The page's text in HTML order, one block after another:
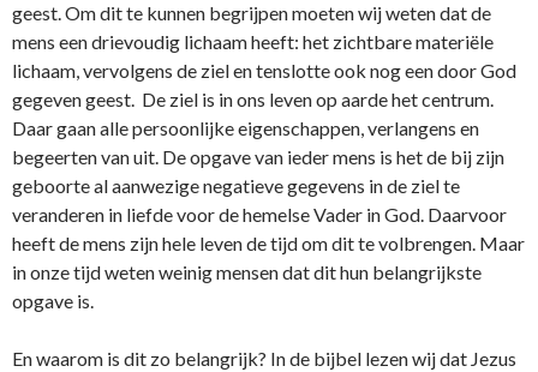
geest. Om dit te kunnen begrijpen moeten wij weten dat de
mens een drievoudig lichaam heeft: het zichtbare materiële
lichaam, vervolgens de ziel en tenslotte ook nog een door God
gegeven geest. De ziel is in ons leven op aarde het centrum.
Daar gaan alle persoonlijke eigenschappen, verlangens en
begeerten van uit. De opgave van ieder mens is het de bij zijn
geboorte al aanwezige negatieve gegevens in de ziel te
veranderen in liefde voor de hemelse Vader in God. Daarvoor
heeft de mens zijn hele leven de tijd om dit te volbrengen. Maar
in onze tijd weten weinig mensen dat dit hun belangrijkste
opgave is.
En waarom is dit zo belangrijk? In de bijbel lezen wij dat Jezus